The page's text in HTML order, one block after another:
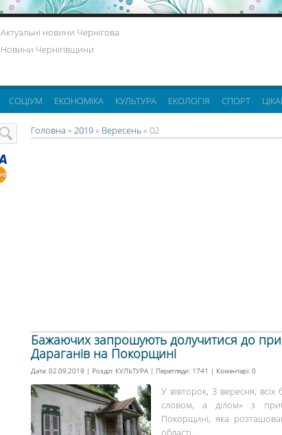
Актуальні новини Чернігова
Новини Чернігівщини
СОЦІУМ ЕКОНОМІКА КУЛЬТУРА ЕКОЛОГІЯ СПОРТ
Головна » 2019» Вересень» 02
Бажаючих запрошують долучитися до
Дараганів на Покорщині
Дата: 02.09.2019 | Розділ: КУЛЬТУРА | Перегляди: 1741 | Коментарі: 0
У вівторок, 3 вересня,
словом, а ділом» з
Покорщині, яка
області....